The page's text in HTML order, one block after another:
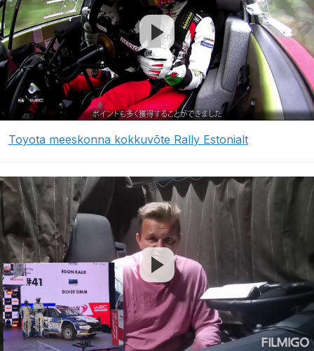
Toyota meeskonna kokkuvõte Rally Estonialt